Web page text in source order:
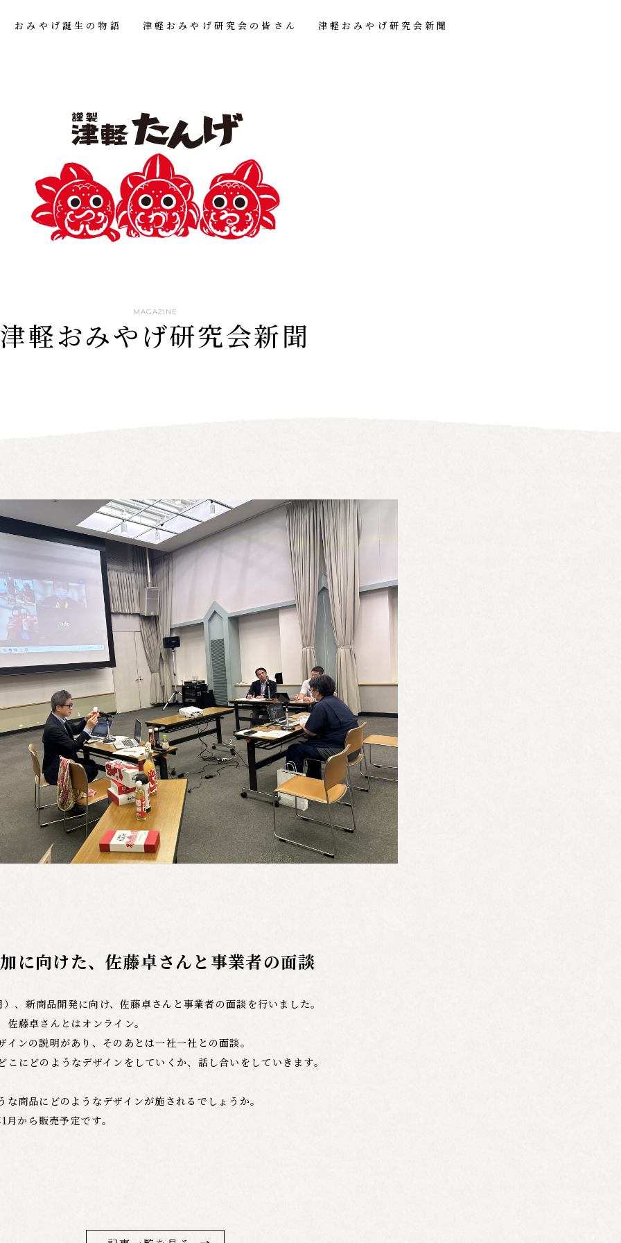
おみやげ誕生の物語 津軽おみやげ研究会の皆さん 津軽おみやげ研究会新聞
MAGAZINE
津軽おみやげ研究会新聞
に向けた、佐藤卓さんと事業者の面談
、新商品開発に向け、佐藤卓さんと事業者の面談を行いました。
佐藤卓さんとはオンライン。
インの説明があり、そのあとは一社一社との面談。
こにどのようなデザインをしていくか、話し合いをしていきます。
な商品にどのようなデザインが施されるでしょうか。
から販売予定です。